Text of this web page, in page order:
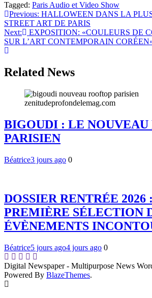
Tagged: Paris Audio et Video Show
Navigation
de
l’article
Previous: HALLOWEEN DANS LA
STREET ART DE PARIS
Next:
EXPOSITION: «COULEURS DE
SUR L’ART CONTEMPORAIN
Related News
BIGOUDI : LE NOUVEAU
PARISIEN
Béatrice3 jours ago 0
DOSSIER RENTRÉE 2026
PREMIÈRE SÉLECTION
ÉVÈNEMENTS
Béatrice5 jours ago4 jours ago 0
Digital Newspaper - Multipurpose News
Powered By BlazeThemes.